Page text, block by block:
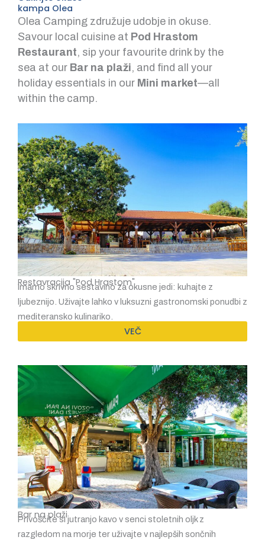
kampa Olea
Olea Camping združuje udobje in okuse.
Savour local cuisine at Pod Hrastom
Restaurant, sip your favourite drink by the
sea at our Bar na plaži, and find all your
holiday essentials in our Mini market—all
within the camp.
Restavracija "Pod Hrastom"
Imamo skrivno sestavino za okusne jedi: kuhajte z
ljubeznijo. Uživajte lahko v luksuzni gastronomski ponudbi z
mediteransko kulinariko.
VEČ
Bar na plaži
Privoščite si jutranjo kavo v senci stoletnih oljk z
razgledom na morje ter uživajte v najlepših sončnih